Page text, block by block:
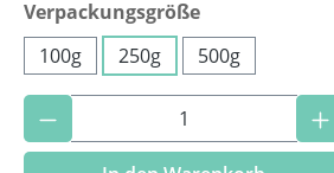
Verpackungsgrößeauswählen
100g
250g 500g
Produkt Anzahl: Gib